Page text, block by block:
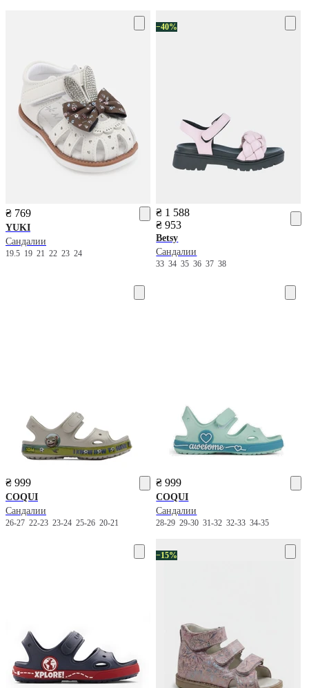
₴ 769
YUKI
Сандалии
19.5 19 21 22 23 24
−40%
₴ 1 588
₴ 953
Betsy
Сандалии
333435363738
₴ 999
COQUI
Сандалии
26-27 22-23 23-24 25-26 20-21
₴ 999
COQUI
Сандалии
28-2929-3031-3232-3334-35
−15%